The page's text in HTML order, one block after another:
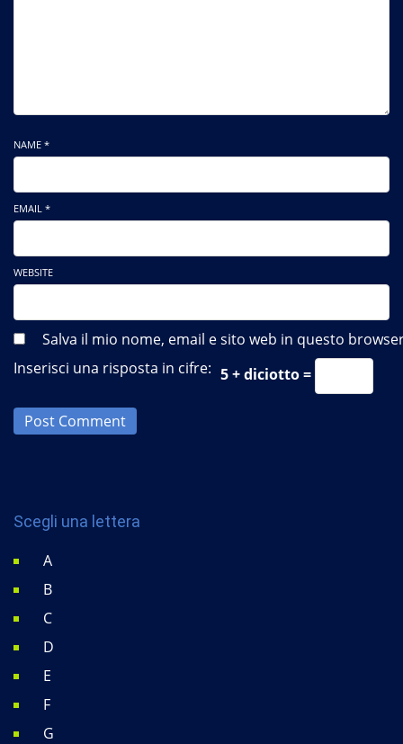
NAME *
EMAIL *
WEBSITE
Salva il mio nome, email e sito web in questo
Inserisci una risposta in cifre: 5 + diciotto =
Post Comment
Scegli una lettera
A
B
C
D
E
F
G